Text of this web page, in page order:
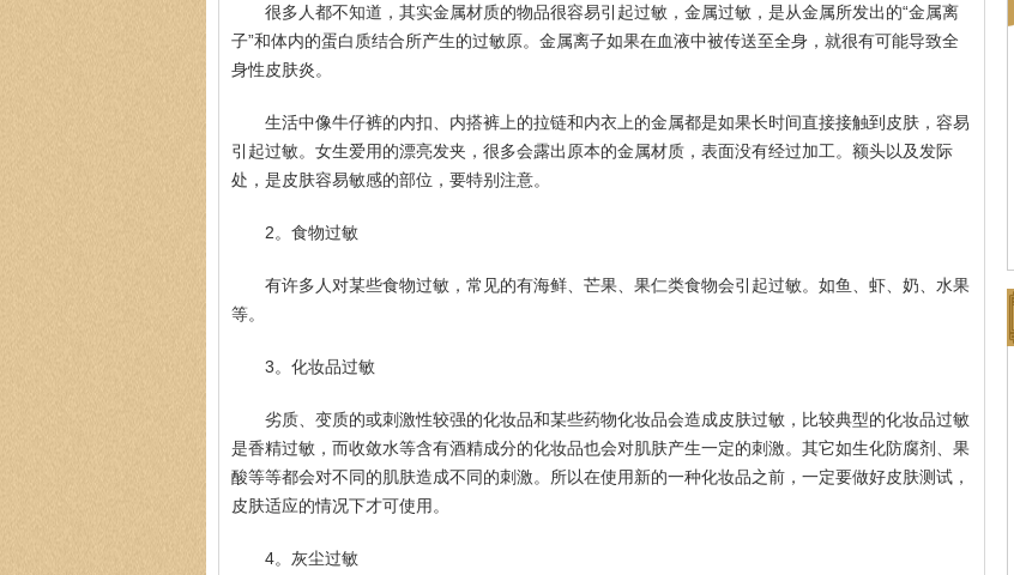
很多人都不知道，其实金属材质的物品很容易引起过敏，金属过敏，是从金属所发出的“金属离
子”和体内的蛋白质结合所产生的过敏原。金属离子如果在血液中被传送至全身，就很有可能导致全
身性皮肤炎。
生活中像牛仔裤的内扣、内搭裤上的拉链和内衣上的金属都是如果长时间直接接触到皮肤，容易
引起过敏。女生爱用的漂亮发夹，很多会露出原本的金属材质，表面没有经过加工。额头以及发际
处，是皮肤容易敏感的部位，要特别注意。
2。食物过敏
有许多人对某些食物过敏，常见的有海鲜、芒果、果仁类食物会引起过敏。如鱼、虾、奶、水果
等。
3。化妆品过敏
劣质、变质的或刺激性较强的化妆品和某些药物化妆品会造成皮肤过敏，比较典型的化妆品过敏
是香精过敏，而收敛水等含有酒精成分的化妆品也会对肌肤产生一定的刺激。其它如生化防腐剂、果
酸等等都会对不同的肌肤造成不同的刺激。所以在使用新的一种化妆品之前，一定要做好皮肤测试，
皮肤适应的情况下才可使用。
4。灰尘过敏
王珍 会诊专家
医生简介：原海南医学院附属医院皮肤科主任